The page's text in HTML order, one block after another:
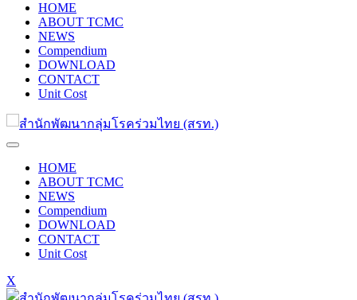
HOME
ABOUT TCMC
NEWS
Compendium
DOWNLOAD
CONTACT
Unit Cost
HOME
ABOUT TCMC
NEWS
Compendium
DOWNLOAD
CONTACT
Unit Cost
X